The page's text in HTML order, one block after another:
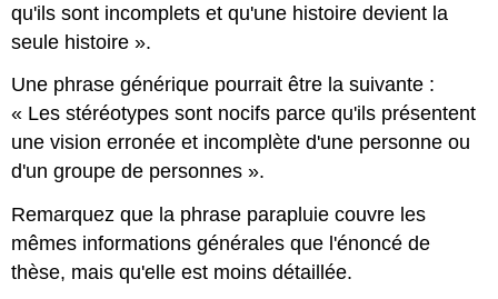
qu'ils sont incomplets et qu'une histoire devient la
seule histoire ».
Une phrase générique pourrait être la suivante :
« Les stéréotypes sont nocifs parce qu'ils présentent
une vision erronée et incomplète d'une personne ou
d'un groupe de personnes ».
Remarquez que la phrase parapluie couvre les
mêmes informations générales que l'énoncé de
thèse, mais qu'elle est moins détaillée.